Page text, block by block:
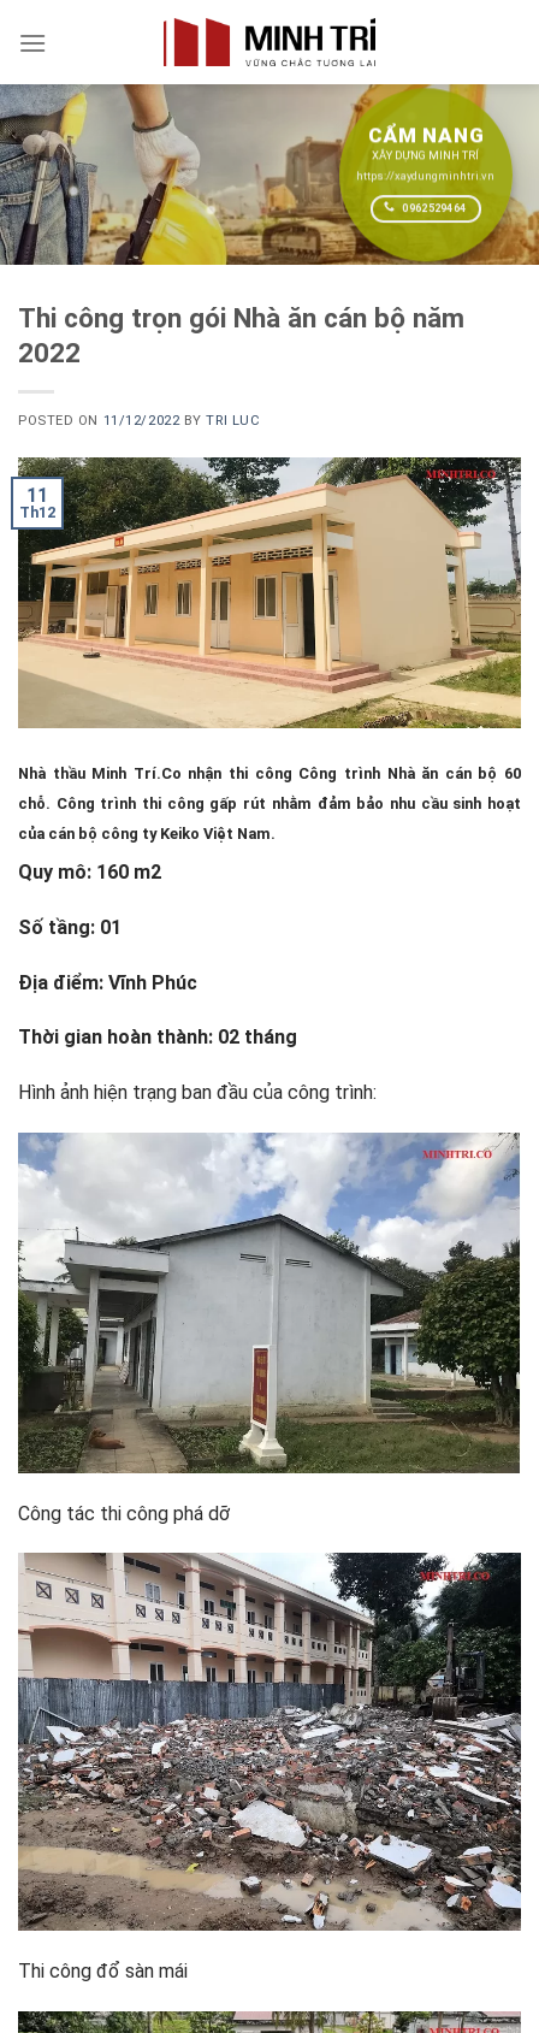
CẨM NANG
XÂY DỰNG MINH TRÍ
https://xaydungminhtri.vn
0962529464
Thi công trọn gói Nhà ăn cán bộ năm
2022
POSTED ON 11/12/2022BYTRI LUC
11
Th12
Nhà thầu Minh Trí.Co nhận thi công Công trình Nhà ăn cán bộ 60
chỗ. Công trình thi công gấp rút nhằm đảm bảo nhu cầu sinh hoạt
của cán bộ công ty Keiko Việt Nam.
Quy mô: 160 m2
Số tầng: 01
Địa điểm: Vĩnh Phúc
Thời gian hoàn thành: 02 tháng
Hình ảnh hiện trạng ban đầu của công trình:
Công tác thi công phá dỡ
Thi công đổ sàn mái